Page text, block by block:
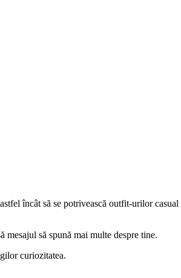
încât să se potrivească outfit-urilor
mesajul să spună mai multe despre tine.
curiozitatea.